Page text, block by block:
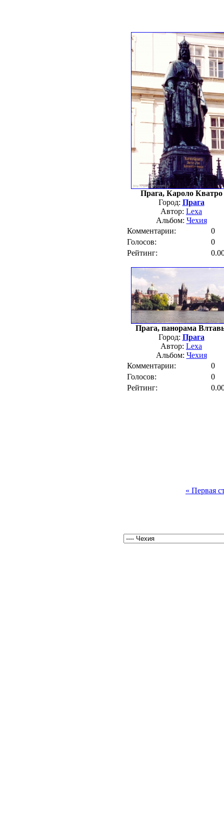
Прага, Кароло Кватро
Город: Прага
Автор: Lexa
Альбом: Чехия
Комментарии:
0
Голосов:
0
Рейтинг:
Прага, панорама
Город: Прага
Автор: Lexa
Альбом: Чехия
Комментарии:
0
Голосов:
0
Рейтинг:
« Первая